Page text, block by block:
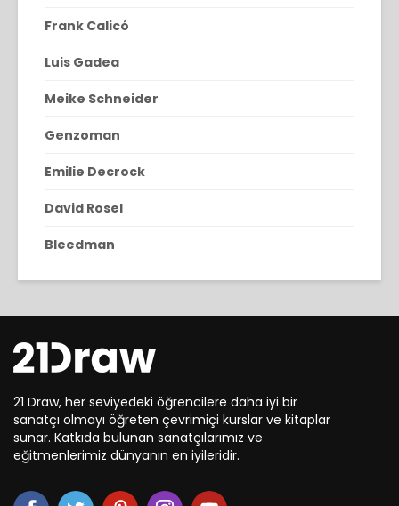
Frank Calicó
Luis Gadea
Meike Schneider
Genzoman
Emilie Decrock
David Rosel
Bleedman
21 Draw, her seviyedeki öğrencilere daha iyi bir
sanatçı olmayı öğreten çevrimiçi kurslar ve kitaplar
sunar. Katkıda bulunan sanatçılarımız ve
eğitmenlerimiz dünyanın en iyileridir.